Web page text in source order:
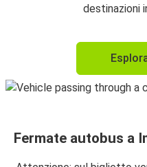
Aeroporto di
Imperia
Venezia
destinazioni
Fermate autobus a